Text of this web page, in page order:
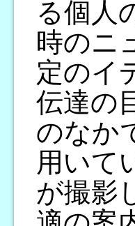
る個人
時のニ
定のイ
伝達の
のなか
用いて
が撮影